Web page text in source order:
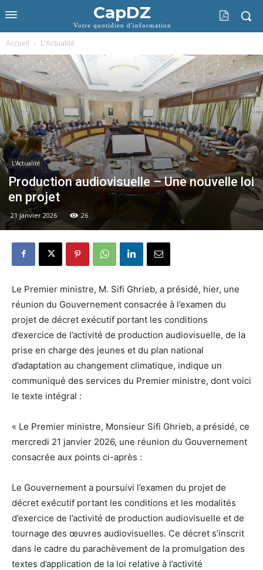
CapDZ
Votre quotidien d'information
Accueil L'Actualité
L'Actualité
Production audiovisuelle – Une nouvelle loi
en projet
21 janvier 2026 26
Le Premier ministre, M. Sifi Ghrieb, a présidé, hier, une
réunion du Gouvernement consacrée à l’examen du
projet de décret exécutif portant les conditions
d’exercice de l’activité de production audiovisuelle, de la
prise en charge des jeunes et du plan national
d’adaptation au changement climatique, indique un
communiqué des services du Premier ministre, dont voici
le texte intégral :
« Le Premier ministre, Monsieur Sifi Ghrieb, a présidé, ce
mercredi 21 janvier 2026, une réunion du Gouvernement
consacrée aux points ci-après :
Le Gouvernement a poursuivi l’examen du projet de
décret exécutif portant les conditions et les modalités
d’exercice de l’activité de production audiovisuelle et de
tournage des œuvres audiovisuelles. Ce décret s’inscrit
dans le cadre du parachèvement de la promulgation des
textes d’application de la loi relative à l’activité